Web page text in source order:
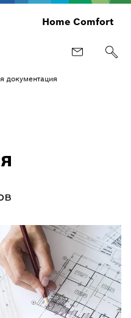
Home Comfort
документация